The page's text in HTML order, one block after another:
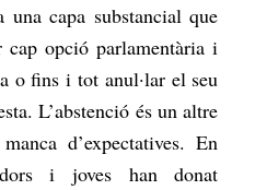
capa substancial que
opció parlamentària i
o fins i tot anul·lar el seu
L’abstenció és un altre
d’expectatives. En
i joves han donat